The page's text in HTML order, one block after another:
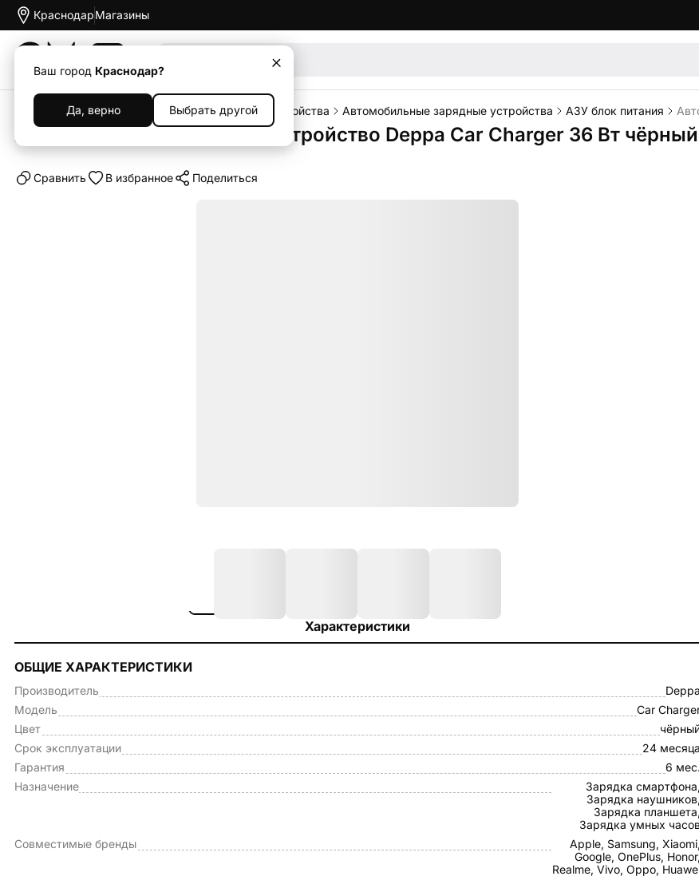
Краснодар
Ваш город Краснодар?
Да, верно Выбрать другой
Магазины
Каталог Аксессуары Зарядные устройства Автомобильные зарядные устройства АЗУ блок питания
Автомобильное зарядное устройство Deppa Car Charger 36 Вт чёрный
Cравнить В избранное Поделиться
Характеристики
ОБЩИЕ ХАРАКТЕРИСТИКИ
Производитель
Deppa
Модель
Car
Цвет
Срок эксплуатации
24 месяца
Гарантия
6 мес.
Назначение
Зарядка смартфона,
Зарядка наушников,
Зарядка планшета,
Зарядка умных
Совместимые бренды
Apple, Samsung, Xiaomi,
Google, OnePlus, Honor,
Realme, Vivo, Oppo,